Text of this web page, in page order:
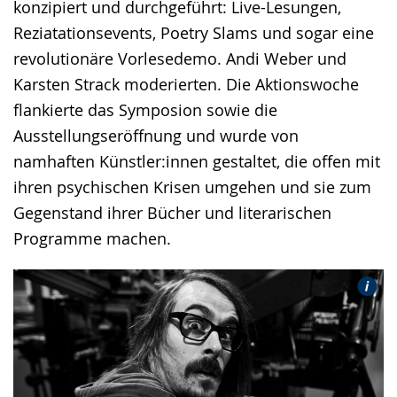
konzipiert und durchgeführt: Live-Lesungen,
Reziatationsevents, Poetry Slams und sogar eine
revolutionäre Vorlesedemo. Andi Weber und
Karsten Strack moderierten. Die Aktionswoche
flankierte das Symposion sowie die
Ausstellungseröffnung und wurde von
namhaften Künstler:innen gestaltet, die offen mit
ihren psychischen Krisen umgehen und sie zum
Gegenstand ihrer Bücher und literarischen
Programme machen.
Gebärdensprache
wird
angezeigt.